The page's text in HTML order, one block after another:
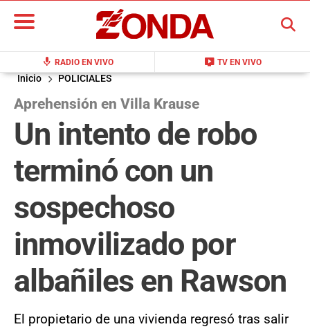
mic RADIO EN VIVO live_tv TV EN VIVO
BUSCAR
Inicio POLICIALES
Aprehensión en Villa Krause
Un intento de robo
terminó con un
sospechoso
inmovilizado por
albañiles en Rawson
El propietario de una vivienda regresó tras salir